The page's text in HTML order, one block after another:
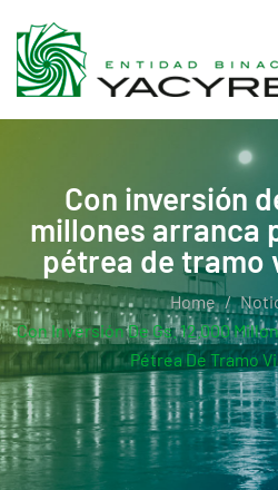
Con inversión
millones arranca
pétrea de tramo
Home
Con Inversión De Gs. 12.000
Pétrea De Tramo